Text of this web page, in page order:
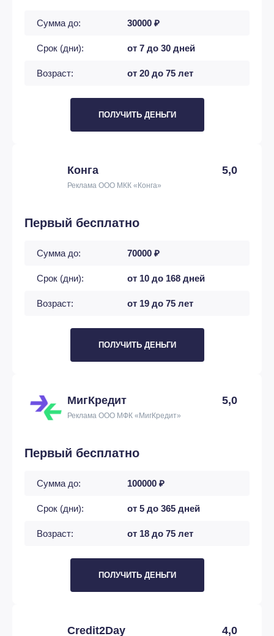
Сумма до: 30000 ₽
Срок (дни): от 7 до 30 дней
Возраст: от 20 до 75 лет
ПОЛУЧИТЬ ДЕНЬГИ
Конга 5,0
Реклама ООО МКК «Конга»
Первый бесплатно
Сумма до: 70000 ₽
Срок (дни): от 10 до 168 дней
Возраст: от 19 до 75 лет
ПОЛУЧИТЬ ДЕНЬГИ
МигКредит 5,0
Реклама ООО МФК «МигКредит»
Первый бесплатно
Сумма до: 100000 ₽
Срок (дни): от 5 до 365 дней
Возраст: от 18 до 75 лет
ПОЛУЧИТЬ ДЕНЬГИ
Credit2Day 4,0